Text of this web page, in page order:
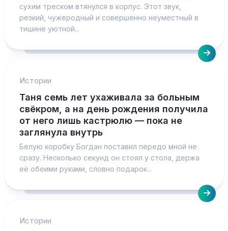
сухим треском втянулся в корпус. Этот звук,
резкий, чужеродный и совершенно неуместный в
тишине уютной...
Истории
Таня семь лет ухаживала за больным
свёкром, а на день рождения получила
от него лишь кастрюлю — пока не
заглянула внутрь
Белую коробку Богдан поставил передо мной не
сразу. Несколько секунд он стоял у стола, держа
её обеими руками, словно подарок...
Истории